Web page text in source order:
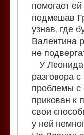
помогает
подмешав
узнав, где
Валентина
не
У Леонида,
разговора
проблемы с
прикован к
свои
у ней